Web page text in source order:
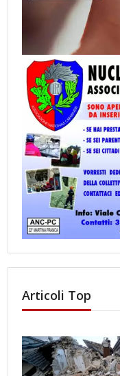
Articoli Top